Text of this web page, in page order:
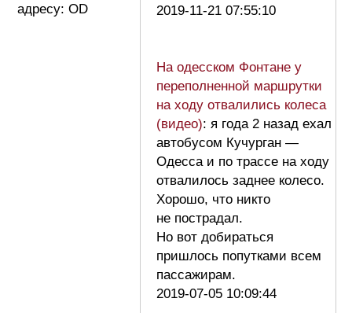
адресу: OD
2019-11-21 07:55:10
На одесском Фонтане у
переполненной маршрутки
на ходу отвалились колеса
(видео): я года 2 назад ехал
автобусом Кучурган —
Одесса и по трассе на ходу
отвалилось заднее колесо.
Хорошо, что никто
не пострадал.
Но вот добираться
пришлось попутками всем
пассажирам.
2019-07-05 10:09:44